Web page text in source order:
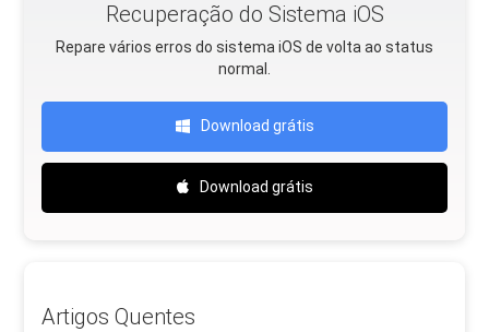
Recuperação do Sistema iOS
Repare vários erros do sistema iOS de volta ao status
normal.
Download grátis
Download grátis
Artigos Quentes